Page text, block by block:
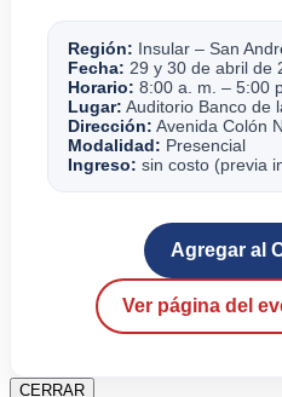
Región: Insular – San
Fecha: 29 y 30 de abril de
Horario: 8:00 a. m. – 5:00
Lugar: Auditorio Banco de
Dirección: Avenida Colón
Modalidad: Presencial
Ingreso: sin costo (previa
Agregar al
Ver página del
CERRAR